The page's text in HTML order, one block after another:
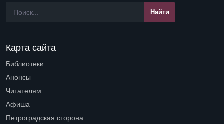
Карта сайта
Библиотеки
Анонсы
Читателям
Афиша
Петроградская сторона